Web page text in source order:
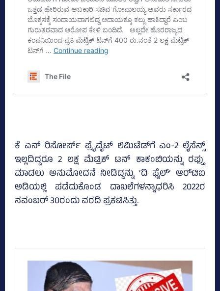
ಕೆ ಎನ್ ರಿಸೋರ್ಸ್‌ ಪ್ರೈವೈಟ್‌ ಲಿಮಿಟೆಡ್‌ಗೆ ಎಂ-2 ಲೈಸೆನ್ಸ್‌
ಇಲ್ಲದಿದ್ದರೂ 2 ಲಕ್ಷ ಮೆಟ್ರಿಕ್‌ ಟನ್‌ ಕಾಕಂಬಿಯನ್ನು ರಫ್ತು
ಮಾಡಲು ಅನುಮೋದನೆ ನೀಡಿದ್ದನ್ನು ‘ದಿ ಫೈಲ್‌’ ಆರ್‌ಟಿಐ
ಅಡಿಯಲ್ಲಿ ಪಡೆದುಕೊಂಡ ದಾಖಲೆಗಳನ್ನಾಧರಿಸಿ 2022ರ
ನವಂಬರ್‌ 30ರಂದು ವರದಿ ಪ್ರಕಟಿಸಿತ್ತು.